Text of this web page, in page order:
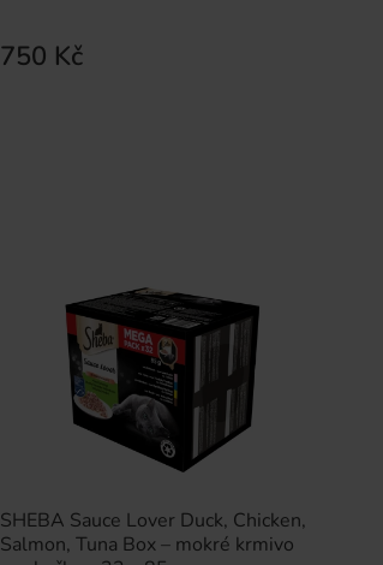
750 Kč
SHEBA Sauce Lover Duck, Chicken,
Salmon, Tuna Box – mokré krmivo